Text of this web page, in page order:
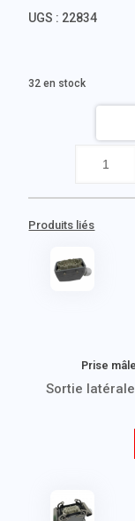
32 en stock
Produits liés
Prise
Sortie
UGS : 22834